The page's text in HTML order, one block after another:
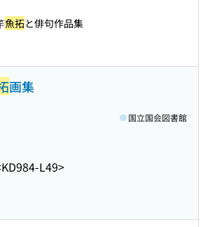
魚拓と俳句作品集
画集
L49>
国立国会図書館